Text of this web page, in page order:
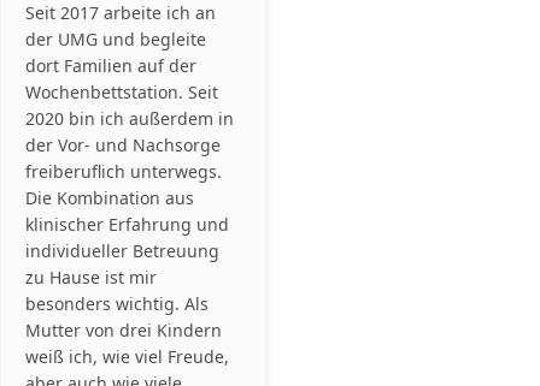
Seit 2017 arbeite ich an
der UMG und begleite
dort Familien auf der
Wochenbettstation. Seit
2020 bin ich außerdem in
der Vor- und Nachsorge
freiberuflich unterwegs.
Die Kombination aus
klinischer Erfahrung und
individueller Betreuung
zu Hause ist mir
besonders wichtig. Als
Mutter von drei Kindern
weiß ich, wie viel Freude,